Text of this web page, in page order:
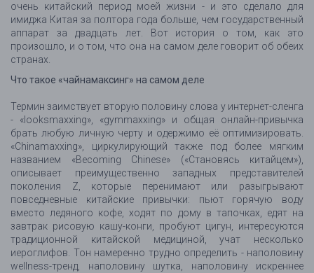
очень китайский период моей жизни - и это сделало для
имиджа Китая за полтора года больше, чем государственный
аппарат за двадцать лет. Вот история о том, как это
произошло, и о том, что она на самом деле говорит об обеих
странах.
Что такое «чайнамаксинг» на самом деле
Термин заимствует вторую половину слова у интернет-сленга
- «looksmaxxing», «gymmaxxing» и общая онлайн-привычка
брать любую личную черту и одержимо её оптимизировать.
«Chinamaxxing», циркулирующий также под более мягким
названием «Becoming Chinese» («Становясь китайцем»),
описывает преимущественно западных представителей
поколения Z, которые перенимают или разыгрывают
повседневные китайские привычки: пьют горячую воду
вместо ледяного кофе, ходят по дому в тапочках, едят на
завтрак рисовую кашу-конги, пробуют цигун, интересуются
традиционной китайской медициной, учат несколько
иероглифов. Тон намеренно трудно определить - наполовину
wellness-тренд, наполовину шутка, наполовину искреннее